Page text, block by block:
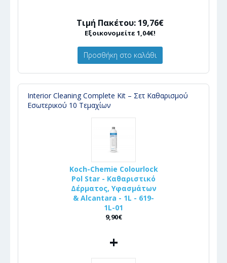
Τιμή Πακέτου: 19,76€
Εξοικονομείτε 1,04€!
Προσθήκη στο καλάθι
Interior Cleaning Complete Kit – Σετ Καθαρισμού
Εσωτερικού 10 Τεμαχίων
Koch-Chemie Colourlock
Pol Star - Καθαριστικό
Δέρματος, Υφασμάτων
& Alcantara - 1L - 619-
1L-01
9,90€
+